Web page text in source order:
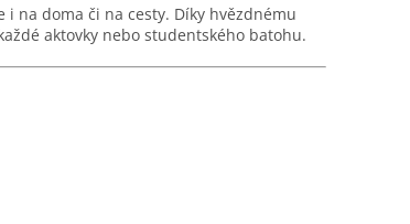
na doma či na cesty. Díky hvězdnému
aktovky nebo studentského batohu.